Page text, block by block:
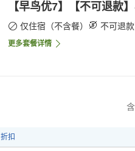
【早鸟优7】【不可退款
仅住宿（不含餐） 不可退款
更多套餐详情
折扣